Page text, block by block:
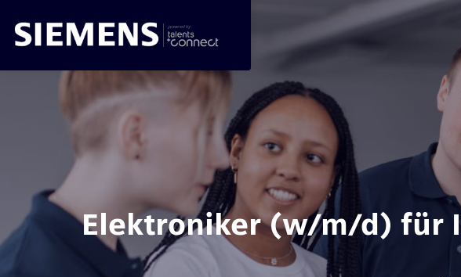
Elektroniker (w/m/d) für